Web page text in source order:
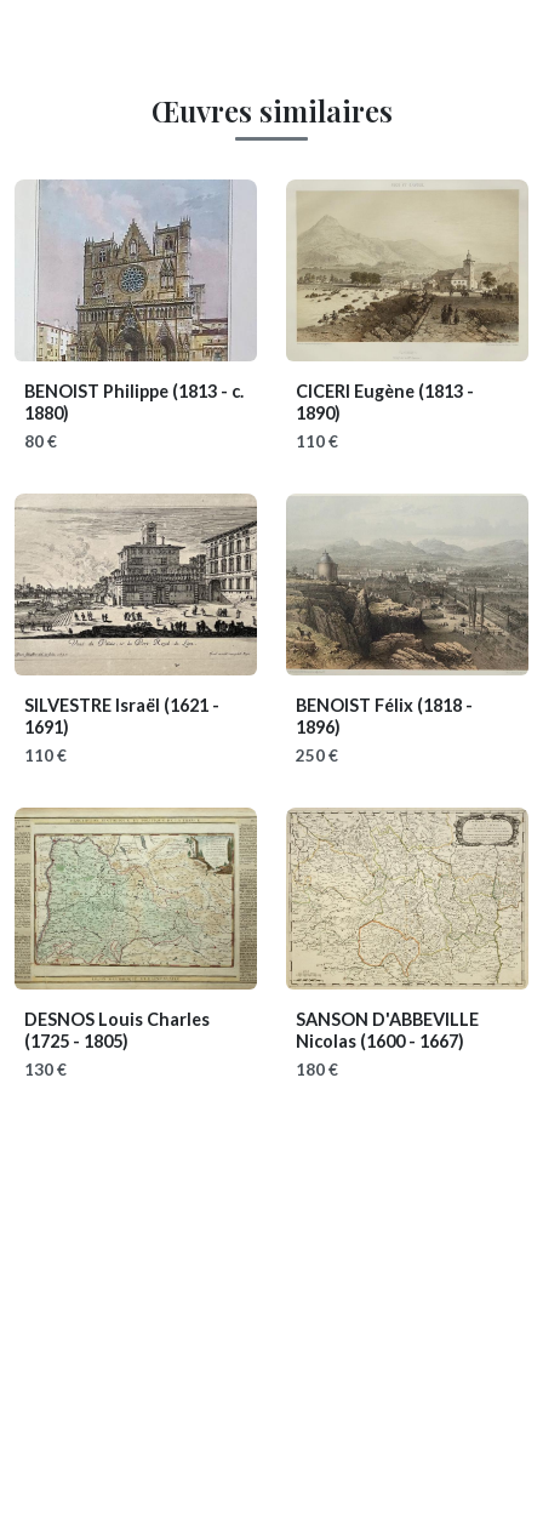
Œuvres similaires
BENOIST Philippe (1813 - c.
1880)
80 €
CICERI Eugène (1813 -
1890)
110 €
SILVESTRE Israël (1621 -
1691)
110 €
BENOIST Félix (1818 -
1896)
250 €
DESNOS Louis Charles
(1725 - 1805)
130 €
SANSON D'ABBEVILLE
Nicolas (1600 - 1667)
180 €